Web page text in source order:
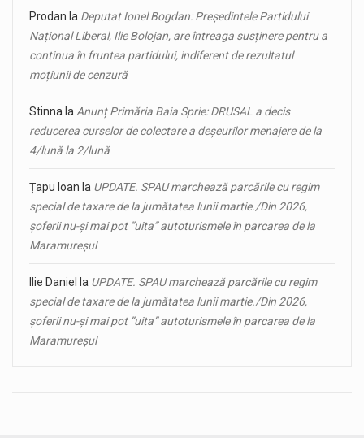
Prodan la Deputat Ionel Bogdan: Președintele Partidului
Național Liberal, Ilie Bolojan, are întreaga susținere pentru a
continua în fruntea partidului, indiferent de rezultatul
moțiunii de cenzură
Stinna laAnunț Primăria Baia Sprie: DRUSAL a decis
reducerea curselor de colectare a deșeurilor menajere de la
4/lună la 2/lună
Țapu Ioan la UPDATE. SPAU marchează parcările cu regim
special de taxare de la jumătatea lunii martie./Din 2026,
șoferii nu-și mai pot ”uita” autoturismele în parcarea de la
Maramureșul
Ilie Daniel la UPDATE. SPAU marchează parcările cu regim
special de taxare de la jumătatea lunii martie./Din 2026,
șoferii nu-și mai pot ”uita” autoturismele în parcarea de la
Maramureșul